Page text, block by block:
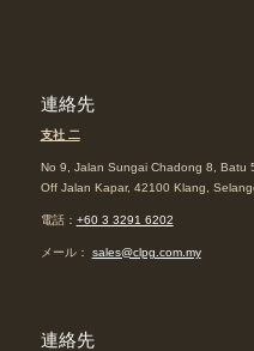
連絡先
支社 二
No 9, Jalan Sungai Chadong 8, Batu
Off Jalan Kapar, 42100 Klang,
電話： +60 3 3291 6202
メール： sales@clpg.com.my
連絡先